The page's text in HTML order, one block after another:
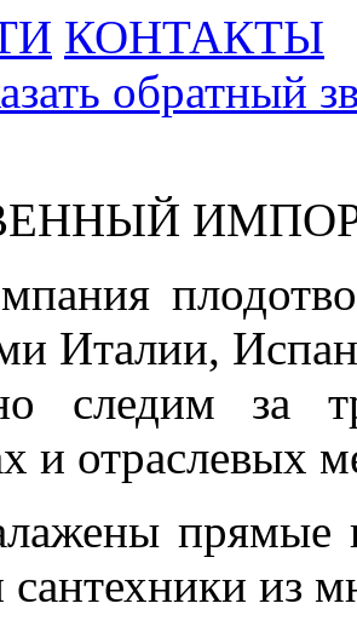
КОНТАКТЫ
обратный
Италии,
следим за
и отраслевых
прямые
из